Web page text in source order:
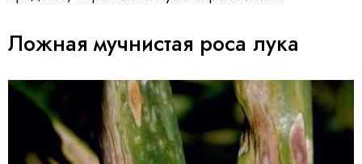
Ложная мучнистая роса лука